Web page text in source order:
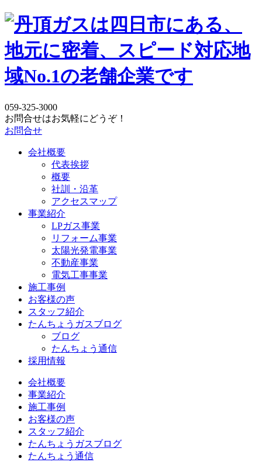
059-325-3000
お問合せはお気軽にどうぞ！
お問合せ
会社概要
代表挨拶
概要
社訓・沿革
アクセスマップ
事業紹介
LPガス事業
リフォーム事業
太陽光発電事業
不動産事業
電気工事事業
施工事例
お客様の声
スタッフ紹介
たんちょうガスブログ
ブログ
たんちょう通信
採用情報
会社概要
事業紹介
施工事例
お客様の声
スタッフ紹介
たんちょうガスブログ
たんちょう通信